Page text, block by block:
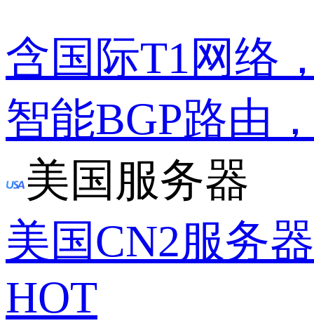
含国际T1网络
智能BGP路由
美国服务器
美国CN2服务器
HOT